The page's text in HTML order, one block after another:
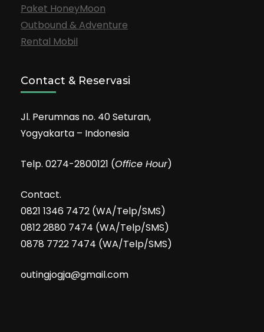
Paket HoneyMoon
Outbound & Adventure
Rental Mobil
Contact & Reservasi
Jl. Perumnas no. 40 Seturan,
Yogyakarta – Indonesia
Telp. 0274-2800121 (Office Hour)
Contact.
0821 1346 7472 (WA/Telp/SMS)
0812 2880 7474 (WA/Telp/SMS)
0878 7722 7474 (WA/Telp/SMS)
outingjogja@gmail.com